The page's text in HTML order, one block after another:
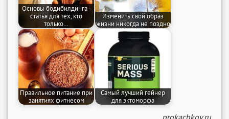
Основы бодибилдинга -
статья для тех, кто
только…
Изменить свой образ
жизни никогда не поздно
Правильное питание при
занятиях фитнесом
Самый лучший гейнер
для эктоморфа